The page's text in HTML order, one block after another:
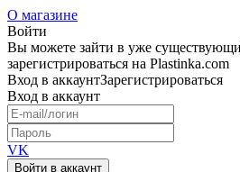
О магазине
Войти
Вы можете зайти в уже
зарегистрироваться на Plastinka.com
Вход в аккаунтЗарегистрироваться
Вход в аккаунт
VK
Войти в аккаунт